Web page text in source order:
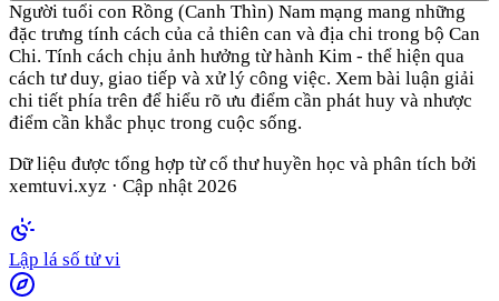
Người tuổi con Rồng (Canh Thìn) Nam mạng mang những
đặc trưng tính cách của cả thiên can và địa chi trong bộ Can
Chi. Tính cách chịu ảnh hưởng từ hành Kim - thể hiện qua
cách tư duy, giao tiếp và xử lý công việc. Xem bài luận giải
chi tiết phía trên để hiểu rõ ưu điểm cần phát huy và nhược
điểm cần khắc phục trong cuộc sống.
Dữ liệu được tổng hợp từ cổ thư huyền học và phân tích bởi
xemtuvi.xyz · Cập nhật 2026
Lập lá số tử vi